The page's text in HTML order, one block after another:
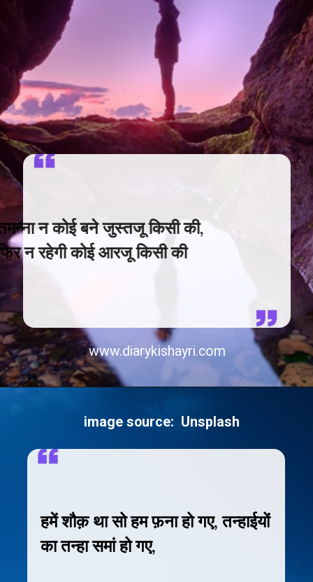
तमन्ना न कोई बने जुस्तजू किसी की,
फिर न रहेगी कोई आरजू किसी की
www.diarykishayri.com
हमें शौक़ था सो हम फ़ना हो गए, तन्हाईयों
का तन्हा समां हो गए,
image source: Unsplash